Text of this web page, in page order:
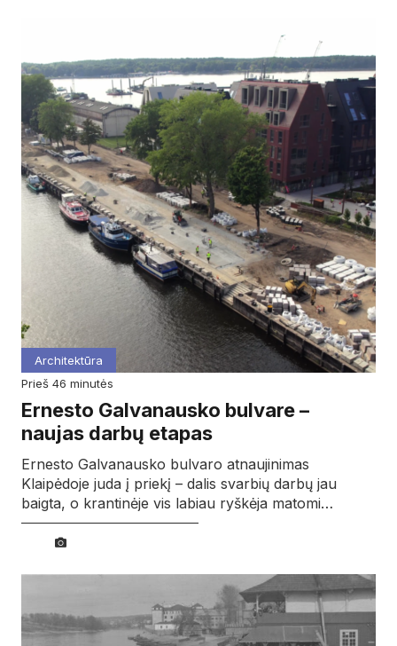
Architektūra
prieš 46 minutės
Ernesto Galvanausko bulvare –
naujas darbų etapas
Ernesto Galvanausko bulvaro atnaujinimas
Klaipėdoje juda į priekį – dalis svarbių darbų jau
baigta, o krantinėje vis labiau ryškėja matomi…